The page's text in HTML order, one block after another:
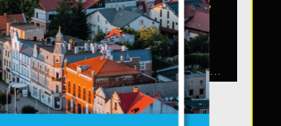
serdecznie zapraszamy
na otwarte spotkanie
konsultacyjne,
poświęcone powołaniu...